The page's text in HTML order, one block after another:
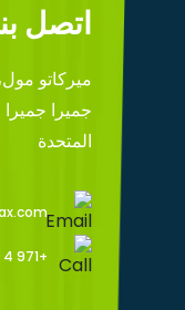
اتصل
ميركاتو
المتحدة
+971 4 254 9400